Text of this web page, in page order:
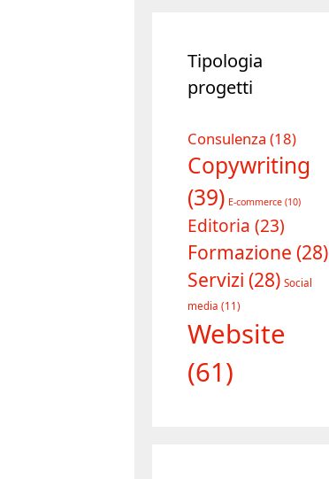
Tipologia
progetti
Consulenza (18)
Copywriting
(39) E-commerce (10)
Editoria (23)
Formazione (28)
Servizi (28) Social
media (11)
Website
(61)